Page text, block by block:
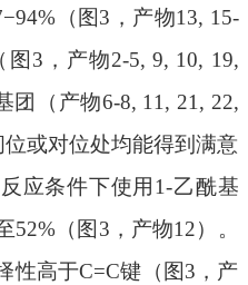
（图3，产物13, 15-
3，产物2-5, 9, 10, 19,
团（产物6-8, 11, 21, 22,
或对位处均能得到满意
应条件下使用1-乙酰基
（图3，产物12）。
性高于C=C键（图3，产